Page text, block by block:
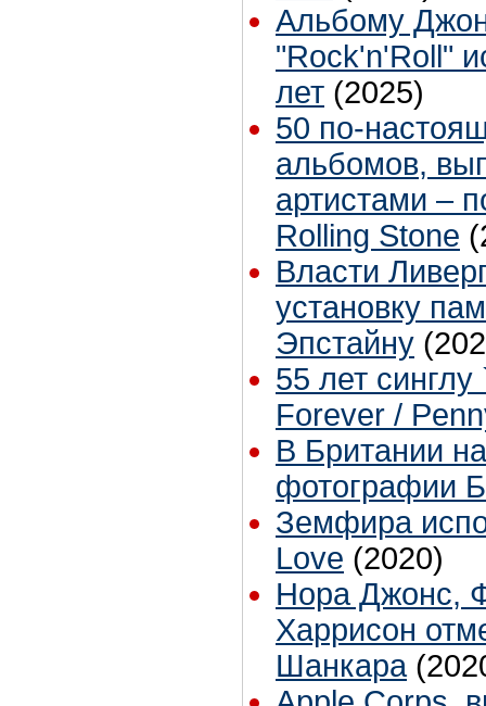
Альбому
"Rock'n'Roll"
лет (2025)
50 по-
альбомов,
артистами –
Rolling Stone
Власти
установку
Эпстайну
55 лет
Forever /
В Британии
фотографии
Земфира
Love (2020)
Нора Джонс,
Харрисон
Шанкара